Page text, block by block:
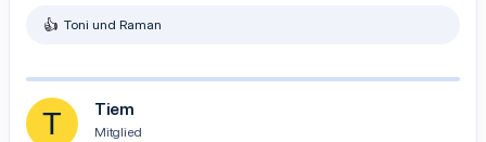
R
k
t
i
Toni und Raman
T Tiem
Mitglied